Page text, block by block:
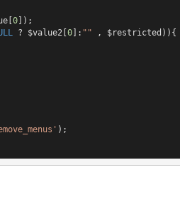
0
? $value2[0]: ""
);